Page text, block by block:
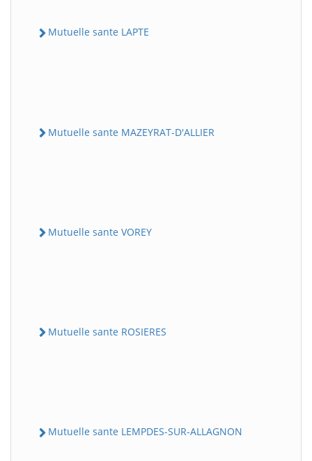
Mutuelle sante LAPTE
Mutuelle sante MAZEYRAT-D'ALLIER
Mutuelle sante VOREY
Mutuelle sante ROSIERES
Mutuelle sante LEMPDES-SUR-ALLAGNON